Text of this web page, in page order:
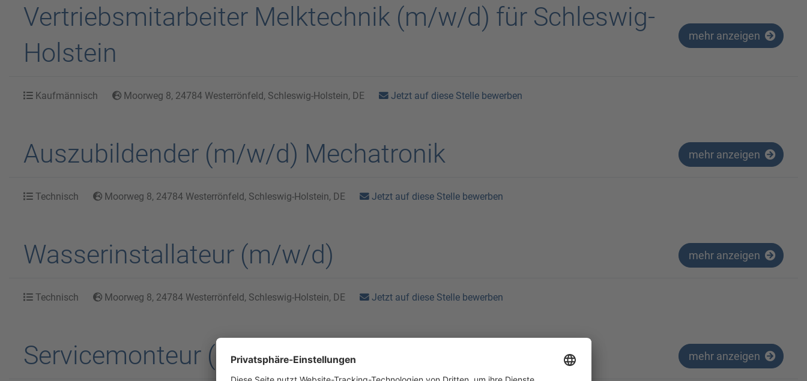
Vertriebsmitarbeiter Melktechnik (m/w/d) für Schleswig-
Holstein
mehr anzeigen
Kaufmännisch Moorweg 8, 24784 Westerrönfeld, Schleswig-Holstein, DE Jetzt auf diese Stelle bewerben
Auszubildender (m/w/d) Mechatronik mehr anzeigen
Technisch Moorweg 8, 24784 Westerrönfeld, Schleswig-Holstein, DE Jetzt auf diese Stelle bewerben
Wasserinstallateur (m/w/d) mehr anzeigen
Technisch Moorweg 8, 24784 Westerrönfeld, Schleswig-Holstein, DE Jetzt auf diese Stelle bewerben
Servicemonteur (m/w/d) für die Melktechnik mehr anzeigen